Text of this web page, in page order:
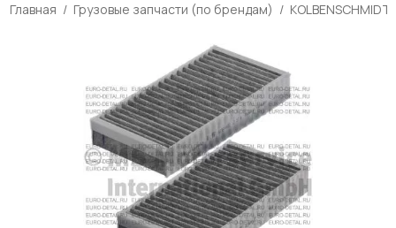
Главная Грузовые запчасти (по брендам) KOLBENSCHMIDT